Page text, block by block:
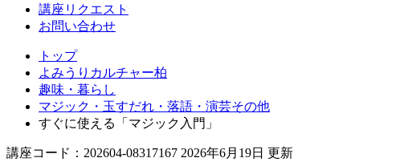
講座リクエスト
お問い合わせ
トップ
よみうりカルチャー柏
趣味・暮らし
マジック・玉すだれ・落語・演芸その他
すぐに使える「マジック入門」
講座コード：202604-08317167 2026年6月19日 更新